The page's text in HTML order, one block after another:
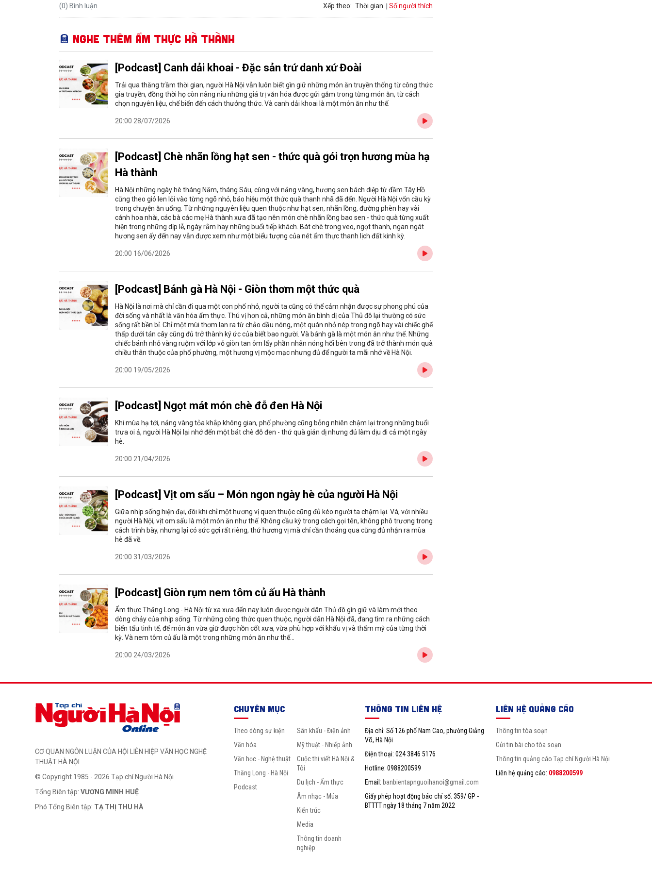
(0) Bình luận Xếp theo: Thời gian Số người thích
Nghe thêm Ẩm thực Hà thành
[Podcast] Canh dải khoai - Đặc sản trứ danh xứ Đoài
Trải qua thăng trầm thời gian, người Hà Nội vẫn luôn biết gìn giữ những món ăn truyền thống từ công thức
gia truyền, đồng thời họ còn nâng niu những giá trị văn hóa được gửi gắm trong từng món ăn, từ cách
chọn nguyên liệu, chế biến đến cách thưởng thức. Và canh dải khoai là một món ăn như thế.
20:00 28/07/2026
[Podcast] Chè nhãn lồng hạt sen - thức quà gói trọn hương mùa hạ
Hà thành
Hà Nội những ngày hè tháng Năm, tháng Sáu, cùng với nắng vàng, hương sen bách diệp từ đầm Tây Hồ
cũng theo gió len lỏi vào từng ngõ nhỏ, báo hiệu một thức quà thanh nhã đã đến. Người Hà Nội vốn cầu kỳ
trong chuyện ăn uống. Từ những nguyên liệu quen thuộc như hạt sen, nhãn lồng, đường phèn hay vài
cánh hoa nhài, các bà các mẹ Hà thành xưa đã tạo nên món chè nhãn lồng bao sen - thức quà từng xuất
hiện trong những dịp lễ, ngày rằm hay những buổi tiếp khách. Bát chè trong veo, ngọt thanh, ngan ngát
hương sen ấy đến nay vẫn được xem như một biểu tượng của nét ẩm thực thanh lịch đất kinh kỳ.
20:00 16/06/2026
[Podcast] Bánh gà Hà Nội - Giòn thơm một thức quà
Hà Nội là nơi mà chỉ cần đi qua một con phố nhỏ, người ta cũng có thể cảm nhận được sự phong phú của
đời sống và nhất là văn hóa ẩm thực. Thú vị hơn cả, những món ăn bình dị của Thủ đô lại thường có sức
sống rất bền bỉ. Chỉ một mùi thơm lan ra từ chảo dầu nóng, một quán nhỏ nép trong ngõ hay vài chiếc ghế
thấp dưới tán cây cũng đủ trở thành ký ức của biết bao người. Và bánh gà là một món ăn như thế. Những
chiếc bánh nhỏ vàng ruộm với lớp vỏ giòn tan ôm lấy phần nhân nóng hổi bên trong đã trở thành món quà
chiều thân thuộc của phố phường, một hương vị mộc mạc nhưng đủ để người ta mãi nhớ về Hà Nội.
20:00 19/05/2026
[Podcast] Ngọt mát món chè đỗ đen Hà Nội
Khi mùa hạ tới, nắng vàng tỏa khắp không gian, phố phường cũng bỗng nhiên chậm lại trong những buổi
trưa oi ả, người Hà Nội lại nhớ đến một bát chè đỗ đen - thứ quà giản dị nhưng đủ làm dịu đi cả một ngày
hè.
20:00 21/04/2026
[Podcast] Vịt om sấu – Món ngon ngày hè của người Hà Nội
Giữa nhịp sống hiện đại, đôi khi chỉ một hương vị quen thuộc cũng đủ kéo người ta chậm lại. Và, với nhiều
người Hà Nội, vịt om sấu là một món ăn như thế. Không cầu kỳ trong cách gọi tên, không phô trương trong
cách trình bày, nhưng lại có sức gợi rất riêng, thứ hương vị mà chỉ cần thoáng qua cũng đủ nhận ra mùa
hè đã về.
20:00 31/03/2026
[Podcast] Giòn rụm nem tôm củ ấu Hà thành
Ẩm thực Thăng Long - Hà Nội từ xa xưa đến nay luôn được người dân Thủ đô gìn giữ và làm mới theo
dòng chảy của nhịp sống. Từ những công thức quen thuộc, người dân Hà Nội đã, đang tìm ra những cách
biến tấu tinh tế, để món ăn vừa giữ được hồn cốt xưa, vừa phù hợp với khẩu vị và thẩm mỹ của từng thời
kỳ. Và nem tôm củ ấu là một trong những món ăn như thế...
20:00 24/03/2026
CƠ QUAN NGÔN LUẬN CỦA HỘI LIÊN HIỆP VĂN HỌC NGHỆ
THUẬT HÀ NỘI
© Copyright 1985 - 2026 Tạp chí Người Hà Nội
Tổng Biên tập: VƯƠNG MINH HUỆ
Phó Tổng Biên tập: TẠ THỊ THU HÀ
CHUYÊN MỤC
Theo dòng sự kiện
Văn hóa
Văn học - Nghệ thuật
Thăng Long - Hà Nội
Podcast
Sân khấu - Điện ảnh
Mỹ thuật - Nhiếp ảnh
Cuộc thi viết Hà Nội &
Tôi
Du lịch - Ẩm thực
Âm nhạc - Múa
Kiến trúc
Media
Thông tin doanh
nghiệp
THÔNG TIN LIÊN HỆ
Địa chỉ: Số 126 phố Nam Cao, phường Giảng
Võ, Hà Nội
Điện thoại: 024 3846 5176
Hotline: 0988200599
Email: banbientapnguoihanoi@gmail.com
Giấy phép hoạt động báo chí số: 359/ GP -
BTTTT ngày 18 tháng 7 năm 2022
LIÊN HỆ QUẢNG CÁO
Thông tin tòa soạn
Gửi tin bài cho tòa soạn
Thông tin quảng cáo Tạp chí Người Hà Nội
Liên hệ quảng cáo: 0988200599